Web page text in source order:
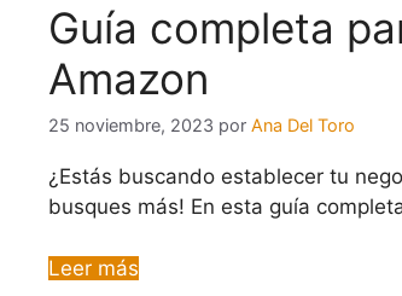
Guía completa
Amazon
25 noviembre, 2023 por Ana Del Toro
¿Estás buscando establecer tu
busques más! En esta guía
Leer más